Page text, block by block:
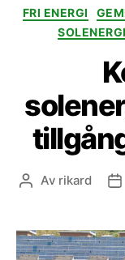
FRI ENERGI
SOLENERGI
Inläggsförfattare
Av rikard